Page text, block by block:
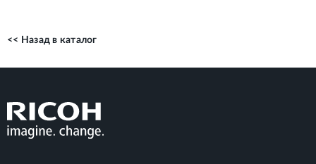
<< Назад в каталог